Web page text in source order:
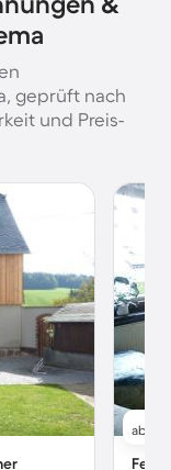
geprüft nach
und Preis-
ab